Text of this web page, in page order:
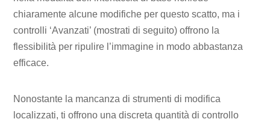
chiaramente alcune modifiche per questo scatto, ma i
controlli ‘Avanzati’ (mostrati di seguito) offrono la
flessibilità per ripulire l’immagine in modo abbastanza
efficace.
Nonostante la mancanza di strumenti di modifica
localizzati, ti offrono una discreta quantità di controllo